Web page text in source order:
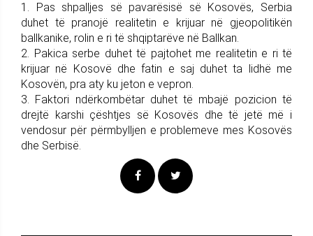
1. Pas shpalljes së pavarësisë së Kosovës, Serbia
duhet të pranojë realitetin e krijuar në gjeopolitikën
ballkanike, rolin e ri të shqiptarëve në Ballkan.
2. Pakica serbe duhet të pajtohet me realitetin e ri të
krijuar në Kosovë dhe fatin e saj duhet ta lidhë me
Kosovën, pra aty ku jeton e vepron.
3. Faktori ndërkombëtar duhet të mbajë pozicion të
drejtë karshi çështjes së Kosovës dhe të jetë më i
vendosur për përmbylljen e problemeve mes Kosovës
dhe Serbisë.